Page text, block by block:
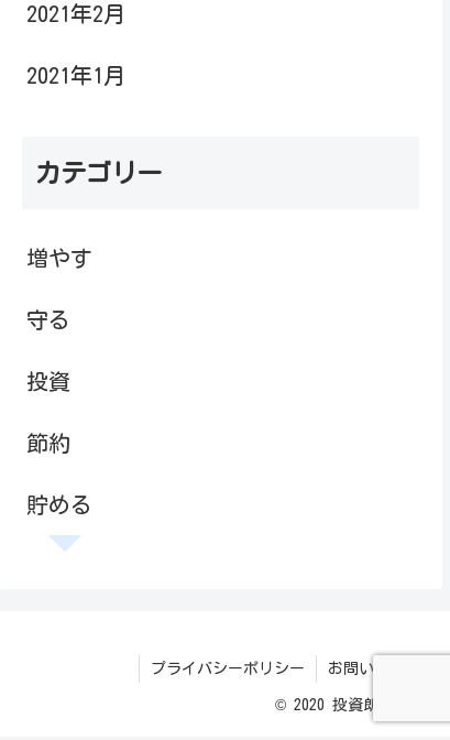
2021年2月
2021年1月
カテゴリー
増やす
守る
投資
節約
貯める
プライバシーポリシー お問い合わせ
© 2020 投資朗ブログ.